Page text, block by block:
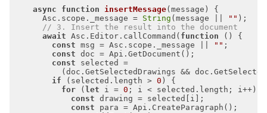
async
function insertMessage( message )
      Asc.scope._message =
String (message || ""
// 3. Insert the result into the document
await Asc.Editor.callCommand( function ( )
const msg = Asc.scope._message || ""
const
const
selected =
if (selected.length > 0
for ( let i = 0
const
const